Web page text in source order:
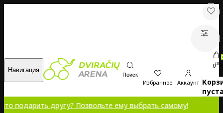
Навигация
Поиск
Избранное Аккаунт
0
000
другу? Позвольте ему выбрать самому!